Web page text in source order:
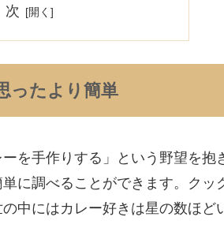
次
ったより簡単
を手作りする」という野望を抱
に調べることができます。クッ
中にはカレー好きは星の数ほど